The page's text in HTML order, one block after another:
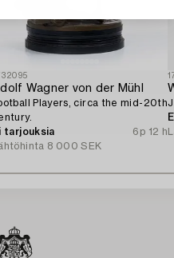
Wagner von der Mühl
Players, circa the mid-20th
tarjouksia
6p 12 h
8 000 SEK